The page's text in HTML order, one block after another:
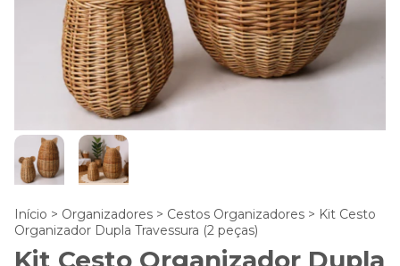
Início > Organizadores > Cestos Organizadores > Kit Cesto
Organizador Dupla Travessura (2 peças)
Kit Cesto Organizador Dupla